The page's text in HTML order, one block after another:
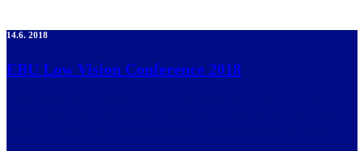
14.6. 2018
EBU Low Vision Conference 2018